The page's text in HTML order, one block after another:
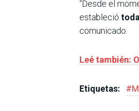
“Desde el
estableció
comunicado.
Leé también:
Etiquetas: #